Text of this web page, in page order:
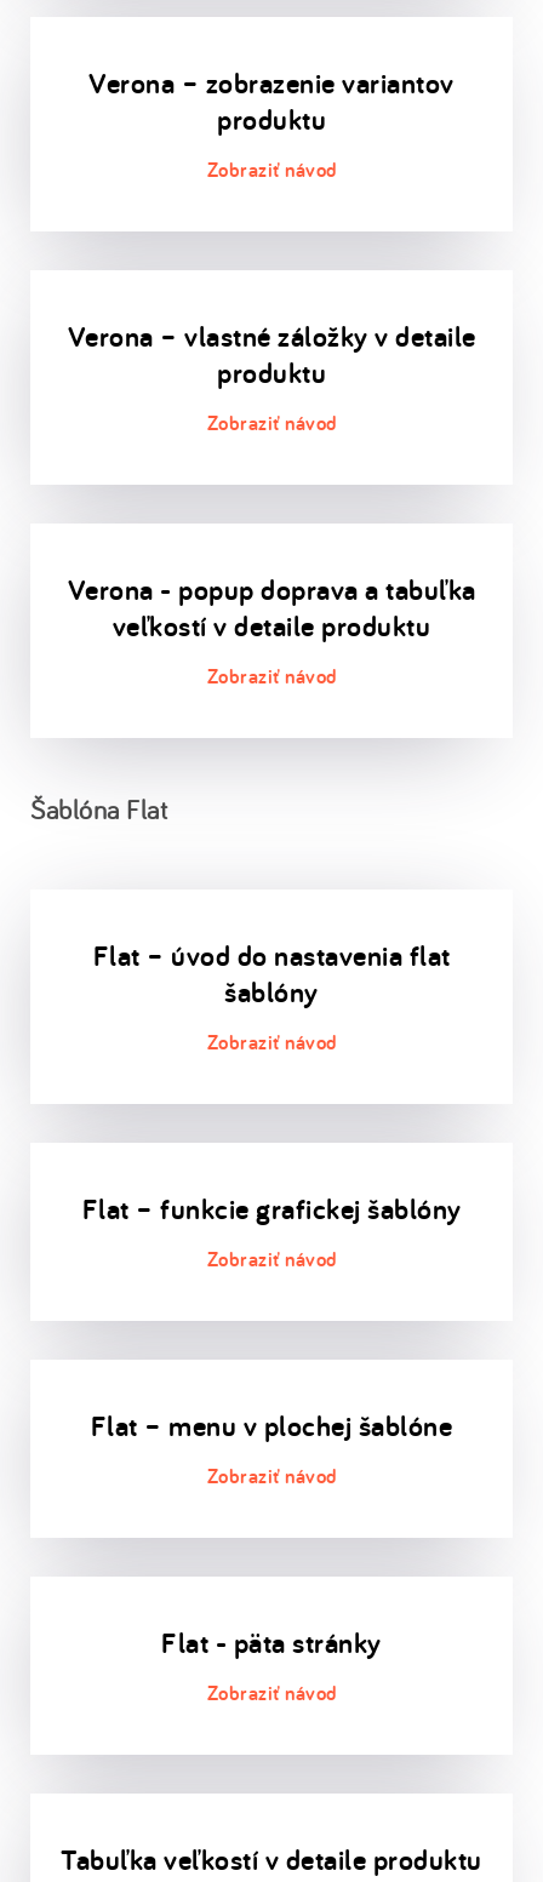
Verona – zobrazenie variantov
produktu
Verona – vlastné záložky v detaile
produktu
Verona - popup doprava a tabuľka
veľkostí v detaile produktu
Šablóna Flat
Flat – úvod do nastavenia flat
šablóny
Flat – funkcie grafickej šablóny
Flat – menu v plochej šablóne
Flat - päta stránky
Tabuľka veľkostí v detaile produktu